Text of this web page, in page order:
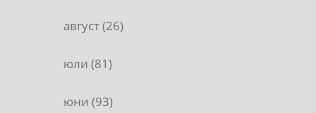
август (26)
юли (81)
юни (93)